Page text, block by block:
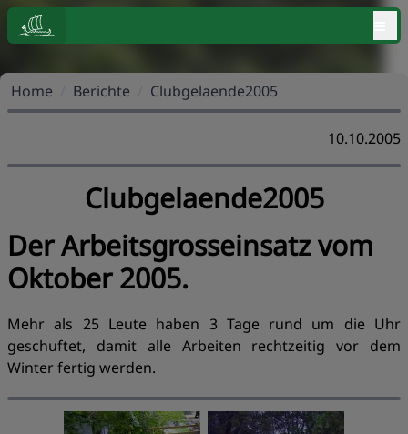
Home Berichte Clubgelaende2005
10.10.2005
Clubgelaende2005
Der Arbeitsgrosseinsatz vom
Oktober 2005.
Mehr als 25 Leute haben 3 Tage rund um die Uhr
geschuftet, damit alle Arbeiten rechtzeitig vor dem
Winter fertig werden.